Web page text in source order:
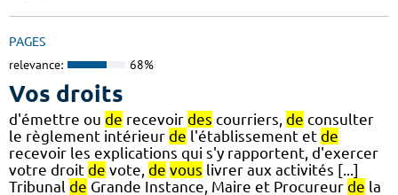
PAGES
relevance: 68%
Vos droits
d'émettre ou de recevoir des courriers, de consulter
le règlement intérieur de l'établissement et de
recevoir les explications qui s'y rapportent, d'exercer
votre droit de vote, de vous livrer aux activités [...]
Tribunal de Grande Instance, Maire et Procureur de la